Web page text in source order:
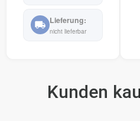
nicht lieferbar
Kunden